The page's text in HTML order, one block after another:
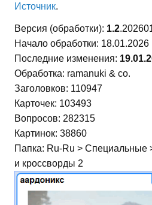
Источник.
Версия (обработки): 1.2
Начало обработки: 18.01.2026
Последние изменения:
Обработка: ramanuki & co.
Заголовков: 110947
Карточек: 103493
Вопросов: 282315
Картинок: 38860
Папка: Ru-Ru > Специальные
и кроссворды 2